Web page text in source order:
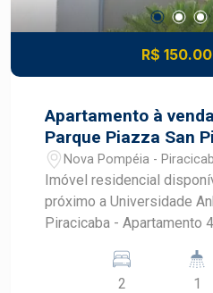
R$
Apartamento à
Parque Piazza San
Nova Pompéia -
Imóvel residencial
próximo a Universidade
Piracicaba - Apartamento 45 m² - sala - cozinha -
garagem - Condomínio
Condomínio oferece lazer
2 1